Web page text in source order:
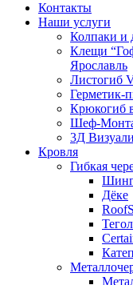
Контакты
Наши услуги
Колпаки и
Клещи
Ярославль
Листогиб
Герметик-
Крюкогиб
Шеф-
3Д
Кровля
Гибкая
Дёке